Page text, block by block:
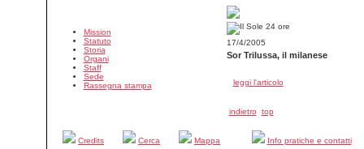
Mission
Statuto
Storia
Organi
Staff
Sede
Rassegna stampa
17/4/2005
Sor Trilussa, il milanese
leggi l'articolo
indietro top
Credits Cerca Mappa Info pratiche e contatti